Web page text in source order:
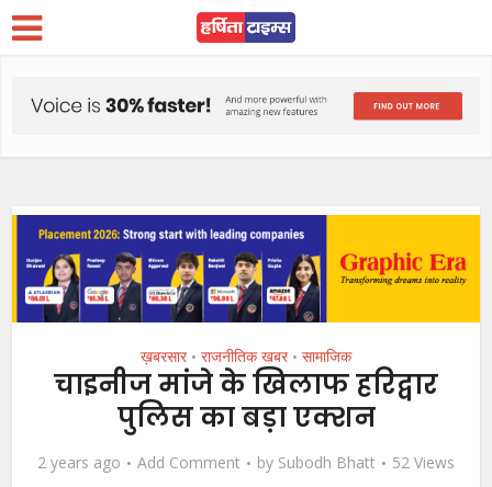
ख़बरसार • राजनीतिक खबर • सामाजिक
चाइनीज मांजे के खिलाफ हरिद्वार
पुलिस का बड़ा एक्शन
2 years ago Add Comment by Subodh Bhatt 52 Views